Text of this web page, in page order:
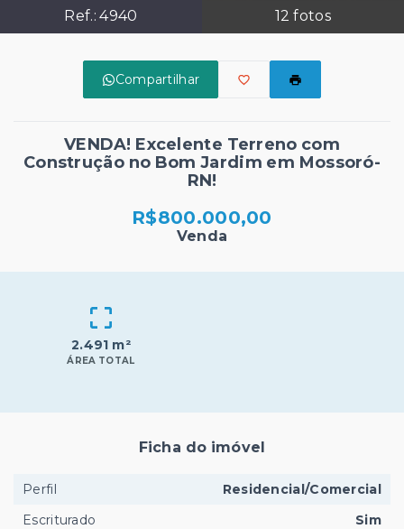
Ref.:4940 12 fotos
Compartilhar
VENDA! Excelente Terreno com
Construção no Bom Jardim em Mossoró-
RN!
R$800.000,00
Venda
2.491 m²
ÁREA TOTAL
Ficha do imóvel
Perfil
Residencial/Comercial
Escriturado
Sim